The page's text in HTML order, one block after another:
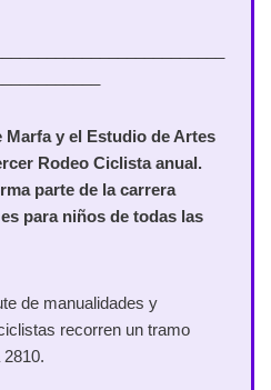
y el Estudio de Artes
Rodeo Ciclista anual.
parte de la carrera
para niños de todas las
de manualidades y
recorren un tramo